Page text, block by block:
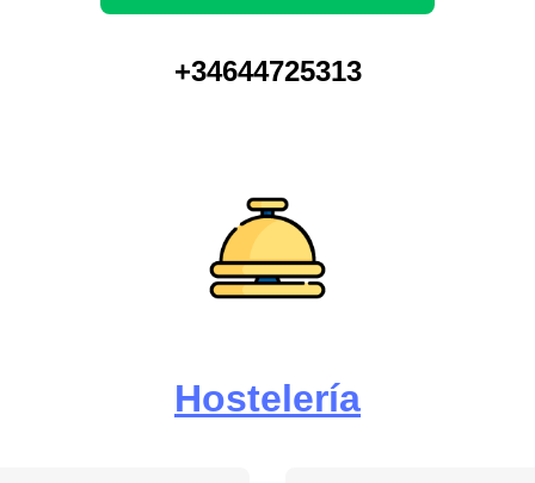
+34644725313
Hostelería